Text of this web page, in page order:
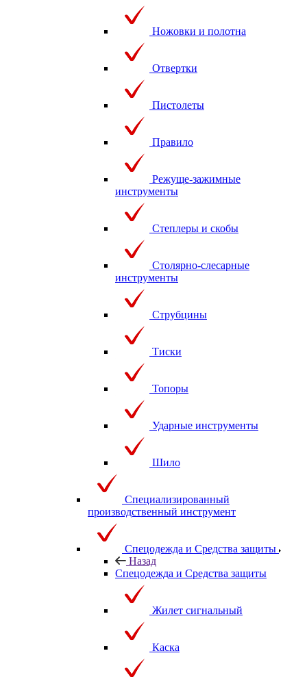
Ножовки и полотна
Отвертки
Пистолеты
Правило
Режуще-зажимные
инструменты
Степлеры и скобы
Столярно-слесарные
инструменты
Струбцины
Тиски
Топоры
Ударные инструменты
Шило
Специализированный
производственный инструмент
Спецодежда и Средства защиты
Назад
Спецодежда и Средства защиты
Жилет сигнальный
Каска